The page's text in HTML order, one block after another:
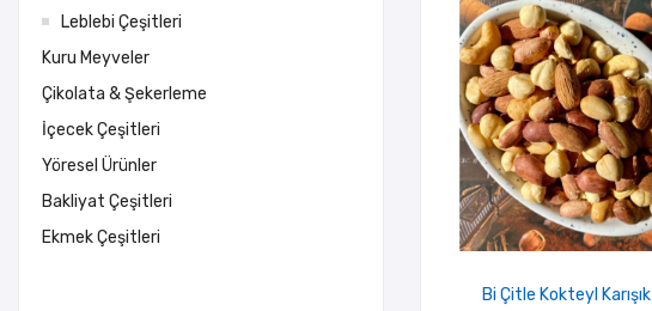
Leblebi Çeşitleri
Kuru Meyveler
Çikolata & Şekerleme
İçecek Çeşitleri
Yöresel Ürünler
Bakliyat Çeşitleri
Ekmek Çeşitleri
Bi Çitle Kokteyl Karışık